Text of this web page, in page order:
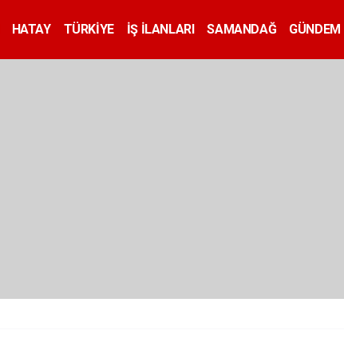
HATAY TÜRKİYE İŞ İLANLARI SAMANDAĞ GÜNDEM